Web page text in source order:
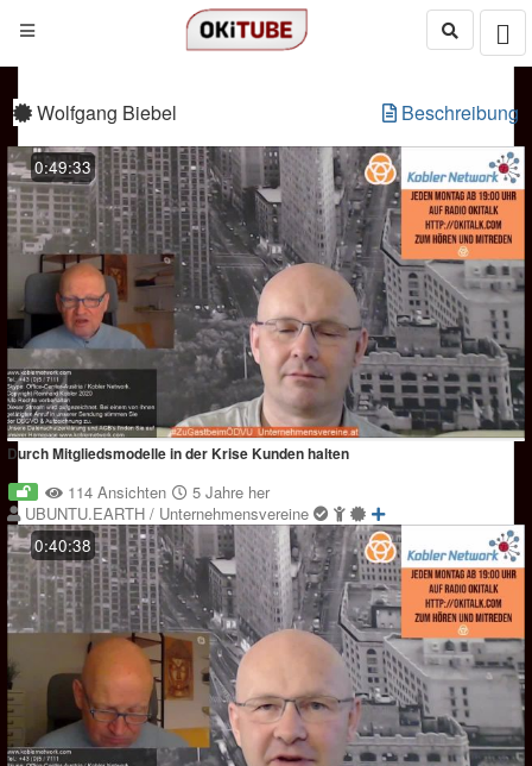
Wolfgang Biebel Beschreibung
0:49:33
Durch Mitgliedsmodelle in der Krise Kunden halten
114 Ansichten
5 Jahre her
UBUNTU.EARTH / Unternehmensvereine
0:40:38